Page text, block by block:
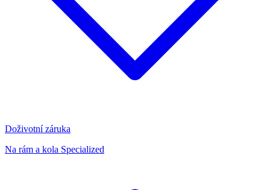
Doživotní záruka
Na rám a kola Specialized